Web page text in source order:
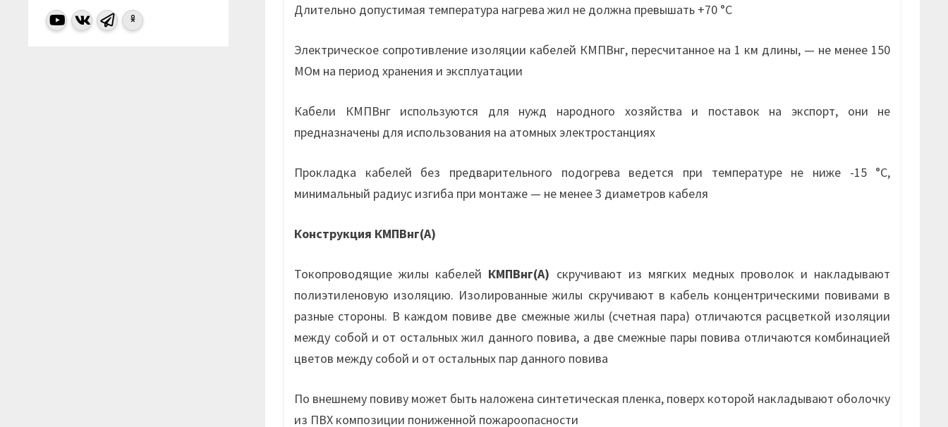
Длительно допустимая температура нагрева жил не должна превышать +70 °С
Электрическое сопротивление изоляции кабелей КМПВнг, пересчитанное на 1 км длины, — не менее 150
МОм на период хранения и эксплуатации
Кабели КМПВнг используются для нужд народного хозяйства и поставок на экспорт, они не
предназначены для использования на атомных электростанциях
Прокладка кабелей без предварительного подогрева ведется при температуре не ниже -15 °С,
минимальный радиус изгиба при монтаже — не менее 3 диаметров кабеля
Конструкция КМПВнг(А)
Токопроводящие жилы кабелей КМПВнг(А) скручивают из мягких медных проволок и накладывают
полиэтиленовую изоляцию. Изолированные жилы скручивают в кабель концентрическими повивами в
разные стороны. В каждом повиве две смежные жилы (счетная пара) отличаются расцветкой изоляции
между собой и от остальных жил данного повива, а две смежные пары повива отличаются комбинацией
цветов между собой и от остальных пар данного повива
По внешнему повиву может быть наложена синтетическая пленка, поверх которой накладывают оболочку
из ПВХ композиции пониженной пожароопасности